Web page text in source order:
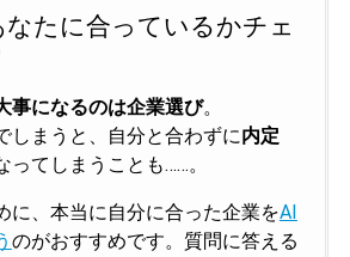
なたに合っているかチェ
事になるのは企業選び。
しまうと、自分と合わずに内定
ってしまうことも……。
に、本当に自分に合った企業をAI
のがおすすめです。質問に答える